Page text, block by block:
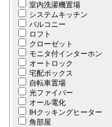
室内洗濯機置場
システムキッチン
バルコニー
ロフト
クローゼット
モニタ付インターホン
オートロック
宅配ボックス
自転車置場
光ファイバー
オール電化
IHクッキングヒーター
角部屋